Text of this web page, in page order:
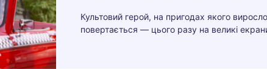
Культовий герой, на пригодах якого
повертається — цього разу на великі